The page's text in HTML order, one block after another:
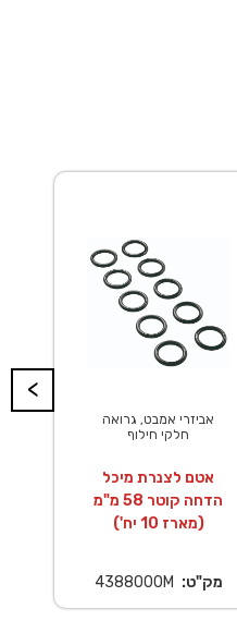
אביזרי אמבט, גרואה
חלקי חילוף
אטם לצנרת מיכל
הדחה קוטר 58 מ"מ
(מארז 10 יח')
מק"ט: 4388000M
<